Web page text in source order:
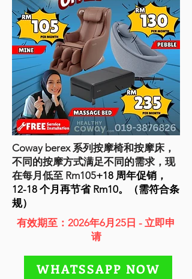
Coway berex 系列按摩椅和按摩床，
不同的按摩方式满足不同的需求，现
在每月低至 Rm105+18 周年促销，
12-18 个月再节省 Rm10。（需符合条
规）
有效期至：2026年6月25日 - 立即申
请
WHATSSAPP NOW